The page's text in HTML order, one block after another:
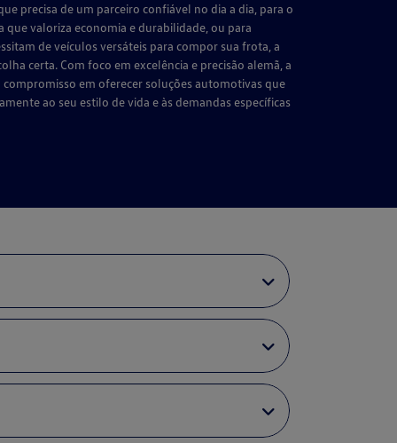
precisa de um parceiro confiável no dia a dia, para o
que valoriza economia e durabilidade, ou para
de veículos versáteis para compor sua frota, a
certa. Com foco em excelência e precisão alemã, a
compromisso em oferecer soluções automotivas que
ao seu estilo de vida e às demandas específicas